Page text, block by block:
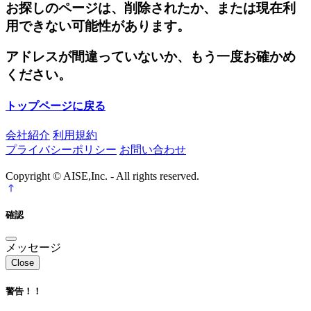
お探しのページは、削除されたか、または現在利
用できない可能性があります。
アドレスが間違っていないか、もう一度お確かめ
ください。
トップページに戻る
会社紹介 利用規約
プライバシーポリシー お問い合わせ
Copyright © AISE,Inc. - All rights reserved.
確認
メッセージ
Close
警告！！